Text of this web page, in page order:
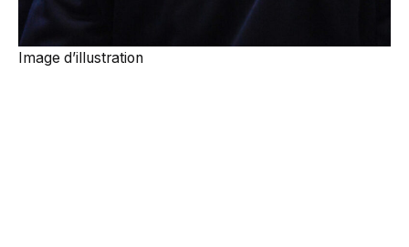
Image d’illustration